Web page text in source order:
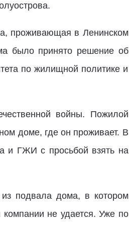
проживающая в Ленинском
было принято решение об
по жилищной политике и
войны. Пожилой
доме, где он проживает. В
и ГЖИ с просьбой взять на
подвала дома, в котором
не удается. Уже по